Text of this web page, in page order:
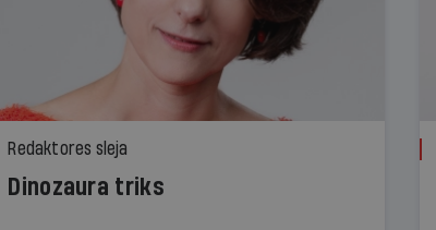
Redaktores sleja
Dinozaura triks